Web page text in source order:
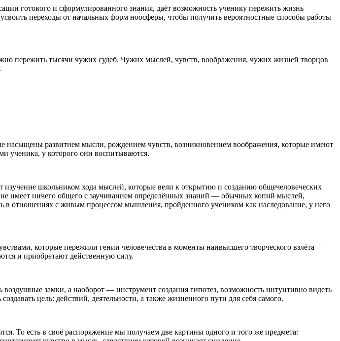
готового и сформулированного знания, даёт возможность ученику пережить жизнь
переходы от начальных форм ноосферы, чтобы получить вероятностные способы работы
пережить тысячи чужих судеб. Чужих мыслей, чувств, воображения, чужих жизней творцов
развитием мысли, рождением чувств, возникновением воображения, которые имеют
ученика, у которого они воспитываются.
школьником хода мыслей, которые вели к открытию и созданию общечеловеческих
имеет ничего общего с заучиванием определённых знаний — обычных копий мыслей,
отношениях с живым процессом мышления, пройденного учеником как наследование, у него
которые пережили гении человечества в моменты наивысшего творческого взлёта —
и приобретают действенную силу.
замки, а наоборот — инструмент создания гипотез, возможность интуитивно видеть
цель: действий, деятельности, а также жизненного пути для себя самого.
То есть в своё распоряжение мы получаем две картины одного и того же предмета: